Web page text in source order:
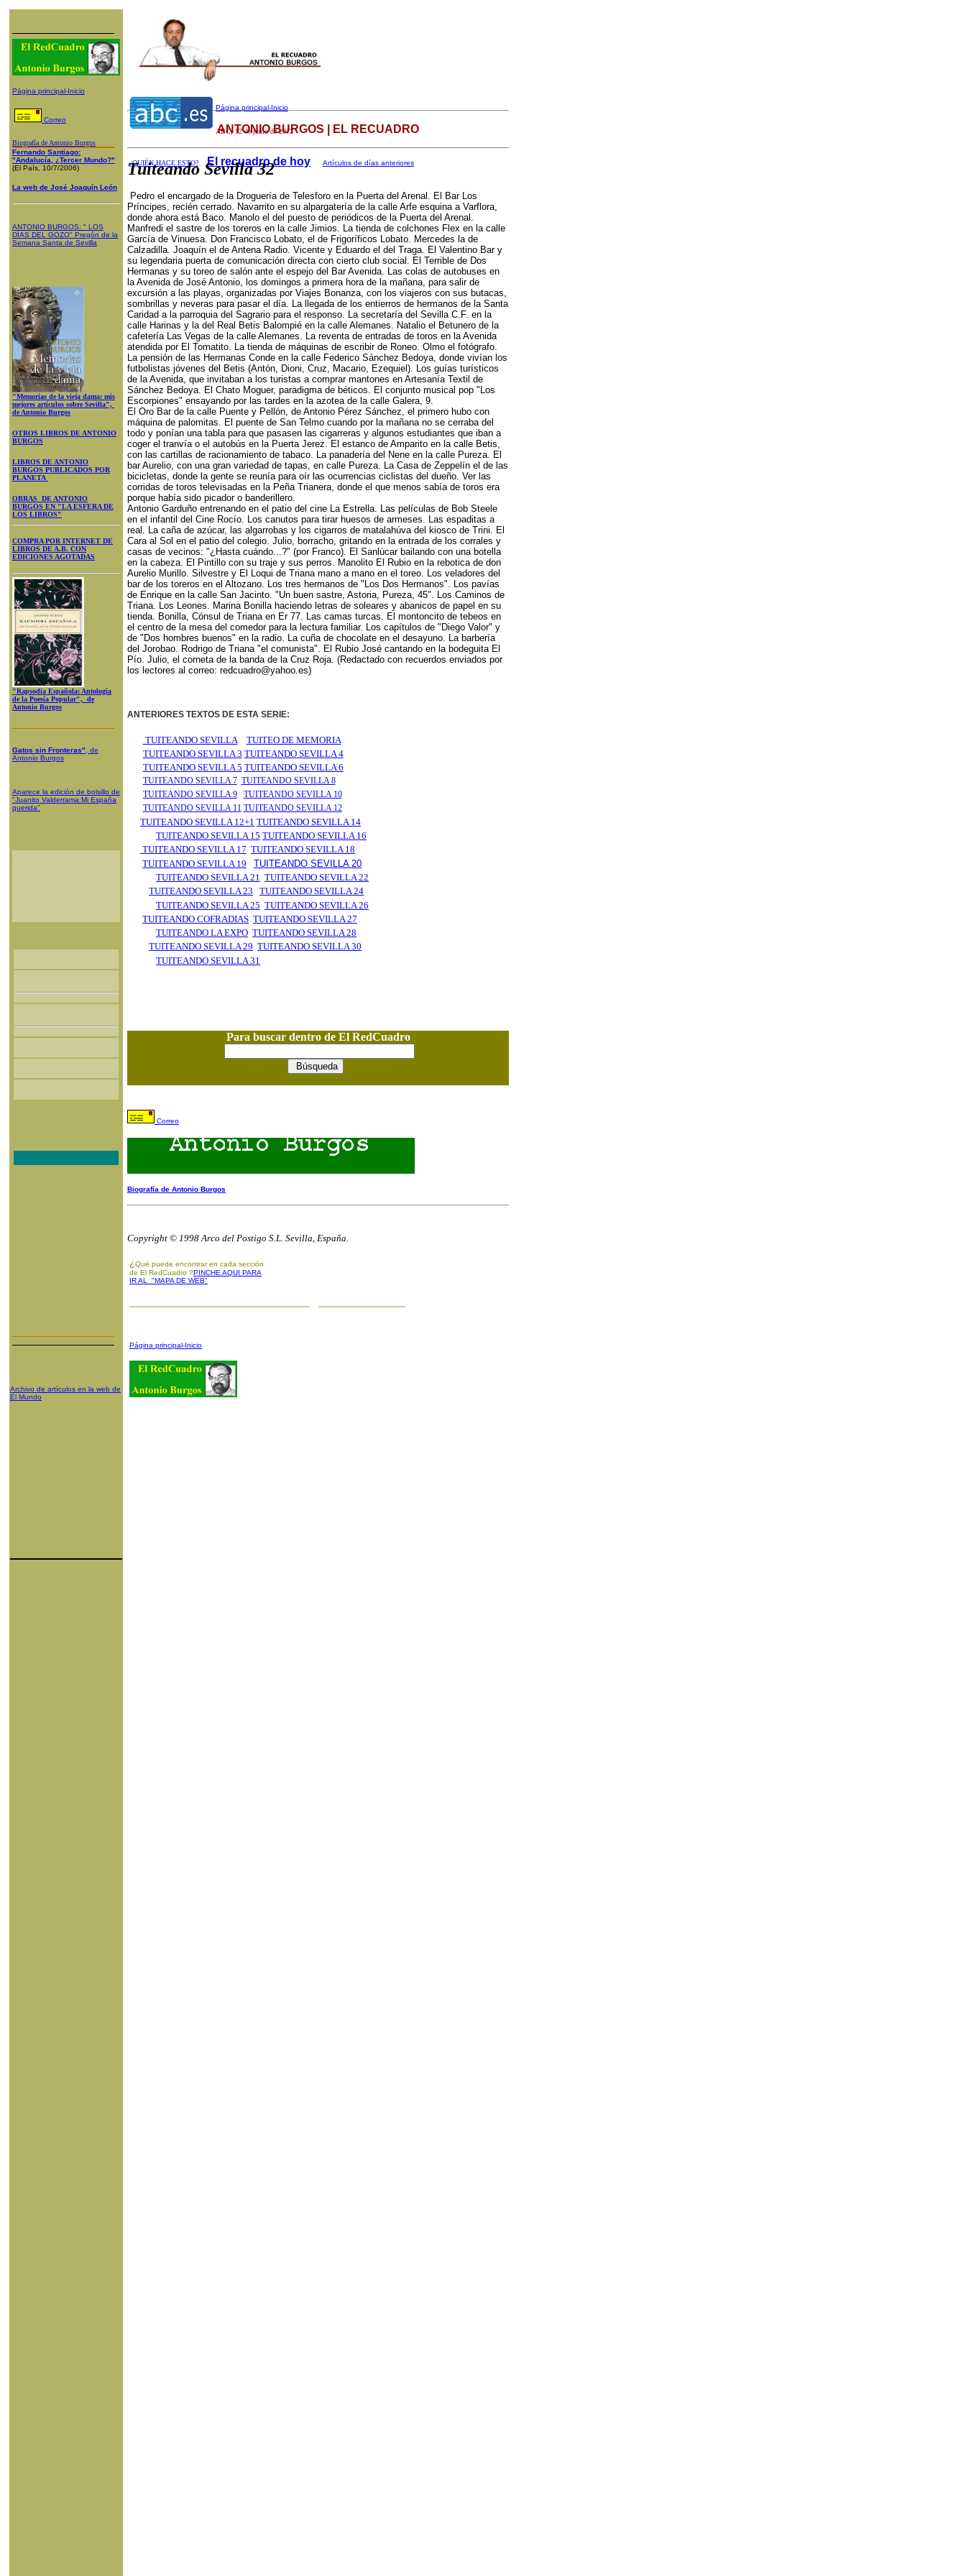
Página principal-Inicio
Correo
Biografía de Antonio Burgos
Fernando Santiago:
"Andalucía, ¿Tercer Mundo?"
(El País, 10/7/2006)
La web de José Joaquín León
ANTONIO BURGOS: " LOS
DÍAS DEL GOZO" Pregón de la
Semana Santa de Sevilla
"Memorias de la vieja dama: mis
mejores artículos sobre Sevilla",
de Antonio Burgos
OTROS LIBROS DE ANTONIO
BURGOS
LIBROS DE ANTONIO
BURGOS PUBLICADOS POR
PLANETA
OBRAS DE ANTONIO
BURGOS EN "LA ESFERA DE
LOS LIBROS"
COMPRA POR INTERNET DE
LIBROS DE A.B. CON
EDICIONES AGOTADAS
"Rapsodia Española: Antología
de la Poesía Popular", de
Antonio Burgos
Gatos sin Fronteras" , de
Antonio Burgos
Aparece la edición de bolsillo de
"Juanito Valderrama:Mi España
querida"
Archivo de artículos en la web de
El Mundo
Página principal-Inicio
ABC, 12 de junio de 2012
¿QUIÉN HACE ESTO? El recuadro de hoy Artículos de días anteriores
ANTONIO BURGOS | EL RECUADRO
Tuiteando Sevilla 32
Pedro el encargado de la Droguería de Telesforo en la Puerta del Arenal. El Bar Los
Príncipes, recién cerrado. Navarrito en su alpargatería de la calle Arfe esquina a Varflora,
donde ahora está Baco. Manolo el del puesto de periódicos de la Puerta del Arenal.
Manfredi el sastre de los toreros en la calle Jimios. La tienda de colchones Flex en la calle
García de Vinuesa. Don Francisco Lobato, el de Frigoríficos Lobato. Mercedes la de
Calzadilla. Joaquín el de Antena Radio. Vicente y Eduardo el del Traga. El Valentino Bar y
su legendaria puerta de comunicación directa con cierto club social. El Terrible de Dos
Hermanas y su toreo de salón ante el espejo del Bar Avenida. Las colas de autobuses en
la Avenida de José Antonio, los domingos a primera hora de la mañana, para salir de
excursión a las playas, organizadas por Viajes Bonanza, con los viajeros con sus butacas,
sombrillas y neveras para pasar el día. La llegada de los entierros de hermanos de la Santa
Caridad a la parroquia del Sagrario para el responso. La secretaría del Sevilla C.F. en la
calle Harinas y la del Real Betis Balompié en la calle Alemanes. Natalio el Betunero de la
cafetería Las Vegas de la calle Alemanes. La reventa de entradas de toros en la Avenida
atendida por El Tomatito. La tienda de máquinas de escribir de Roneo. Olmo el fotógrafo.
La pensión de las Hermanas Conde en la calle Federico Sánchez Bedoya, donde vivían los
futbolistas jóvenes del Betis (Antón, Dioni, Cruz, Macario, Ezequiel). Los guías turísticos
de la Avenida, que invitaban a los turistas a comprar mantones en Artesanía Textil de
Sánchez Bedoya. El Chato Moguer, paradigma de béticos. El conjunto musical pop "Los
Escorpiones" ensayando por las tardes en la azotea de la calle Galera, 9.
El Oro Bar de la calle Puente y Pellón, de Antonio Pérez Sánchez, el primero hubo con
máquina de palomitas. El puente de San Telmo cuando por la mañana no se cerraba del
todo y ponían una tabla para que pasasen las cigarreras y algunos estudiantes que iban a
coger el tranvía o el autobús en la Puerta Jerez. El estanco de Amparito en la calle Betis,
con las cartillas de racionamiento de tabaco. La panadería del Nene en la calle Pureza. El
bar Aurelio, con una gran variedad de tapas, en calle Pureza. La Casa de Zeppelín el de las
bicicletas, donde la gente se reunía para oír las ocurrencias ciclistas del dueño. Ver las
corridas de toros televisadas en la Peña Trianera, donde el que menos sabía de toros era
porque había sido picador o banderillero.
Antonio Garduño entrenando en el patio del cine La Estrella. Las películas de Bob Steele
en el infantil del Cine Rocío. Los canutos para tirar huesos de armeses. Las espaditas a
real. La caña de azúcar, las algarrobas y los cigarros de matalahúva del kiosco de Trini. El
Cara al Sol en el patio del colegio. Julio, borracho, gritando en la entrada de los corrales y
casas de vecinos: "¿Hasta cuándo...?" (por Franco). El Sanlúcar bailando con una botella
en la cabeza. El Pintillo con su traje y sus perros. Manolito El Rubio en la rebotica de don
Aurelio Murillo. Silvestre y El Loqui de Triana mano a mano en el toreo. Los veladores del
bar de los toreros en el Altozano. Los tres hermanos de "Los Dos Hermanos". Los pavías
de Enrique en la calle San Jacinto. "Un buen sastre, Astoria, Pureza, 45". Los Caminos de
Triana. Los Leones. Marina Bonilla haciendo letras de soleares y abanicos de papel en su
tienda. Bonilla, Cónsul de Triana en Er 77. Las camas turcas. El montoncito de tebeos en
el centro de la mesa del comedor para la lectura familiar. Los capítulos de "Diego Valor" y
de "Dos hombres buenos" en la radio. La cuña de chocolate en el desayuno. La barbería
del Jorobao. Rodrigo de Triana "el comunista". El Rubio José cantando en la bodeguita El
Pío. Julio, el corneta de la banda de la Cruz Roja. (Redactado con recuerdos enviados por
los lectores al correo: redcuadro@yahoo.es)
ANTERIORES TEXTOS DE ESTA SERIE:
TUITEANDO SEVILLA
TUITEO DE MEMORIA
TUITEANDO SEVILLA 3 TUITEANDO SEVILLA 4
TUITEANDO SEVILLA 5 TUITEANDO SEVILLA 6
TUITEANDO SEVILLA 7 TUITEANDO SEVILLA 8
TUITEANDO SEVILLA 9
TUITEANDO SEVILLA 10
TUITEANDO SEVILLA 11 TUITEANDO SEVILLA 12
TUITEANDO SEVILLA 12+1 TUITEANDO SEVILLA 14
TUITEANDO SEVILLA 15 TUITEANDO SEVILLA 16
TUITEANDO SEVILLA 17 TUITEANDO SEVILLA 18
TUITEANDO SEVILLA 19
TUITEANDO SEVILLA 20
TUITEANDO SEVILLA 21 TUITEANDO SEVILLA 22
TUITEANDO SEVILLA 23
TUITEANDO SEVILLA 24
TUITEANDO SEVILLA 25 TUITEANDO SEVILLA 26
TUITEANDO COFRADIAS TUITEANDO SEVILLA 27
TUITEANDO LA EXPO TUITEANDO SEVILLA 28
TUITEANDO SEVILLA 29 TUITEANDO SEVILLA 30
TUITEANDO SEVILLA 31
Para buscar dentro de El RedCuadro
Correo
Biografía de Antonio Burgos
Copyright © 1998 Arco del Postigo S.L. Sevilla, España.
¿ Qué puede encontrar en cada sección
de El RedCuadro ?PINCHE AQUI PARA
IR AL "MAPA DE WEB"
Página principal-Inicio